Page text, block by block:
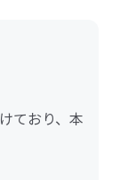
ており、本